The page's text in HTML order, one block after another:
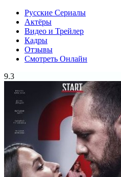
Русские Сериалы
Актёры
Видео и Трейлер
Кадры
Отзывы
Смотреть Онлайн
9.3